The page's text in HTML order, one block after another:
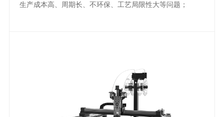
生产成本高、周期长、不环保、工艺局限性大等问题；